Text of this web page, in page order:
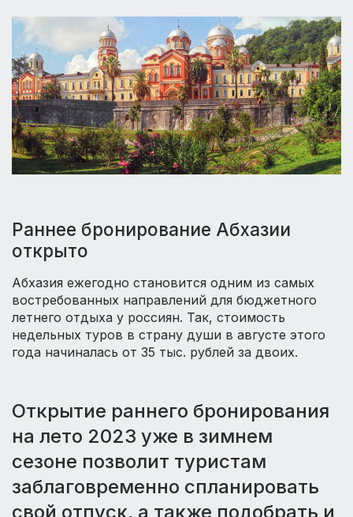
Раннее бронирование Абхазии
открыто
Абхазия ежегодно становится одним из самых
востребованных направлений для бюджетного
летнего отдыха у россиян. Так, стоимость
недельных туров в страну души в августе этого
года начиналась от 35 тыс. рублей за двоих.
Открытие раннего бронирования
на лето 2023 уже в зимнем
сезоне позволит туристам
заблаговременно спланировать
свой отпуск, а также подобрать и